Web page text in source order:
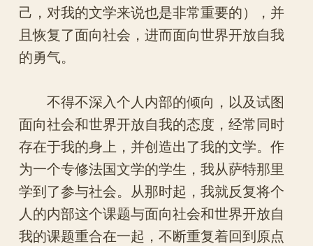
己，对我的文学来说也是非常重要的），并
且恢复了面向社会，进而面向世界开放自我
的勇气。
不得不深入个人内部的倾向，以及试图
面向社会和世界开放自我的态度，经常同时
存在于我的身上，并创造出了我的文学。作
为一个专修法国文学的学生，我从萨特那里
学到了参与社会。从那时起，我就反复将个
人的内部这个课题与面向社会和世界开放自
我的课题重合在一起，不断重复着回到原点